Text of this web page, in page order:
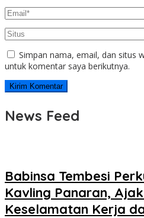
Simpan nama, email, dan situs
untuk komentar saya berikutnya.
News Feed
Babinsa Tembesi
Kavling Panaran,
Keselamatan Kerja